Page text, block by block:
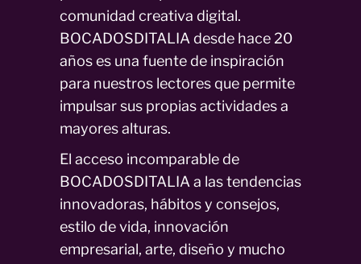
comunidad creativa digital.
BOCADOSDITALIA desde hace 20
años es una fuente de inspiración
para nuestros lectores que permite
impulsar sus propias actividades a
mayores alturas.
El acceso incomparable de
BOCADOSDITALIA a las tendencias
innovadoras, hábitos y consejos,
estilo de vida, innovación
empresarial, arte, diseño y mucho